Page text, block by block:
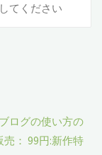
ログの使い方の
： 99円:新作特